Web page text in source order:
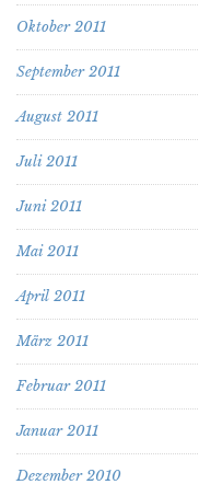
Oktober 2011
September 2011
August 2011
Juli 2011
Juni 2011
Mai 2011
April 2011
März 2011
Februar 2011
Januar 2011
Dezember 2010